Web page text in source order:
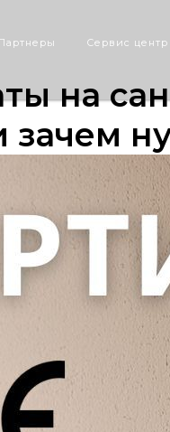
Сервис центр
на
зачем